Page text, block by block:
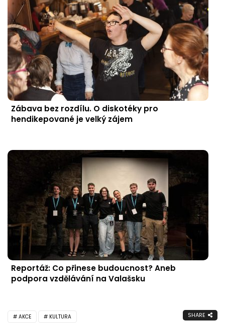
Zábava bez rozdílu. O diskotéky pro
hendikepované je velký zájem
Reportáž: Co přinese budoucnost? Aneb
podpora vzdělávání na Valašsku
AKCE KULTURA SHARE